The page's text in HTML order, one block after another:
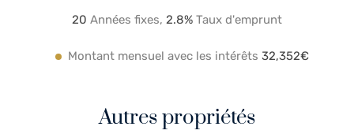
20 Années fixes, 2.8% Taux d'emprunt
Montant mensuel avec les intérêts 32,352€
Autres propriétés